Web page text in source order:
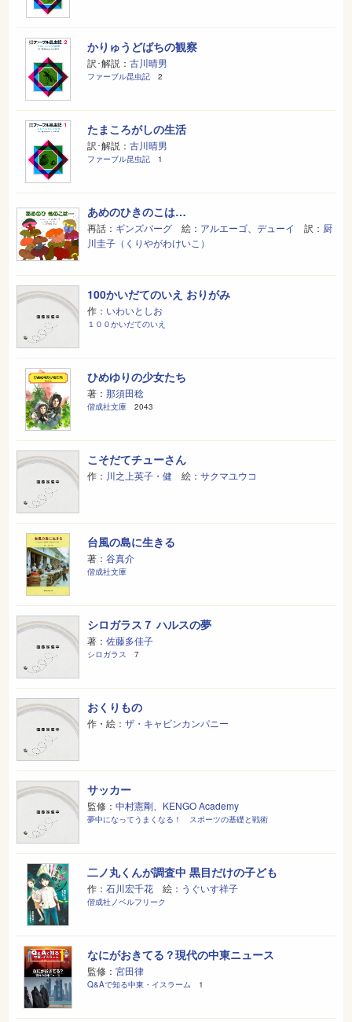
かりゅうどばちの観察
訳･解説： 古川晴男
ファーブル昆虫記 2
たまころがしの生活
訳･解説： 古川晴男
ファーブル昆虫記 1
あめのひきのこは…
再話： ギンズバーグ 絵： アルエーゴ デューイ 訳： 厨
川圭子（くりやがわけいこ）
100かいだてのいえ おりがみ
作： いわいとしお
１００かいだてのいえ
ひめゆりの少女たち
著： 那須田稔
偕成社文庫 2043
こそだてチューさん
作： 川之上英子・健 絵： サクマユウコ
台風の島に生きる
著： 谷真介
偕成社文庫
シロガラス７ ハルスの夢
著： 佐藤多佳子
シロガラス 7
おくりもの
作・絵： ザ・キャビンカンパニー
サッカー
監修： 中村憲剛 KENGO Academy
夢中になってうまくなる！ スポーツの基礎と戦術
二ノ丸くんが調査中 黒目だけの子ども
作： 石川宏千花 絵： うぐいす祥子
偕成社ノベルフリーク
なにがおきてる？現代の中東ニュース
監修： 宮田律
Q&Aで知る中東・イスラーム 1